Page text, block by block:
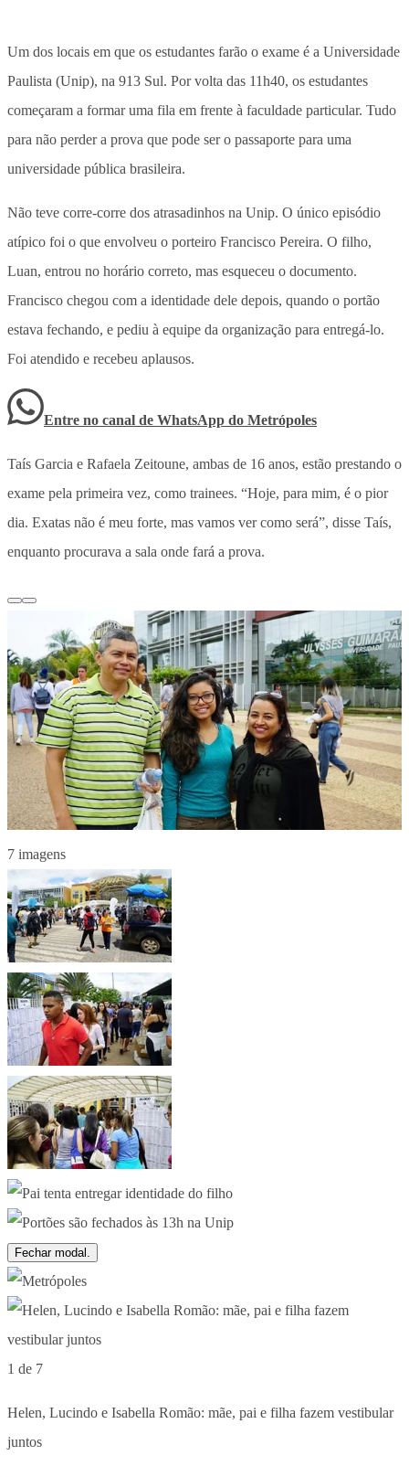
Um dos locais em que os estudantes farão o exame é a Universidade
Paulista (Unip), na 913 Sul. Por volta das 11h40, os estudantes
começaram a formar uma fila em frente à faculdade particular. Tudo
para não perder a prova que pode ser o passaporte para uma
universidade pública brasileira.
Não teve corre-corre dos atrasadinhos na Unip. O único episódio
atípico foi o que envolveu o porteiro Francisco Pereira. O filho,
Luan, entrou no horário correto, mas esqueceu o documento.
Francisco chegou com a identidade dele depois, quando o portão
estava fechando, e pediu à equipe da organização para entregá-lo.
Foi atendido e recebeu aplausos.
Entre no canal de WhatsApp do Metrópoles
Taís Garcia e Rafaela Zeitoune, ambas de 16 anos, estão prestando o
exame pela primeira vez, como trainees. “Hoje, para mim, é o pior
dia. Exatas não é meu forte, mas vamos ver como será”, disse Taís,
enquanto procurava a sala onde fará a prova.
7 imagens
Fechar modal.
1 de 7
Helen, Lucindo e Isabella Romão: mãe, pai e filha fazem vestibular
juntos